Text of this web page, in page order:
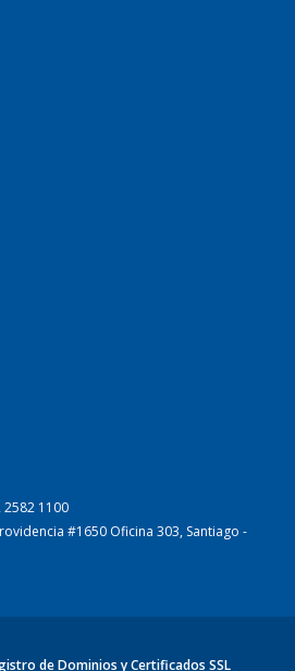
2582 1100
#1650 Oficina 303, Santiago -
de Dominios y Certificados SSL